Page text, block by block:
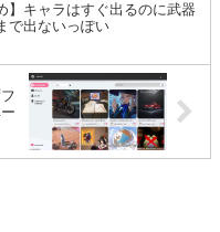
】キャラはすぐ出るのに武器
で出ないっぽい